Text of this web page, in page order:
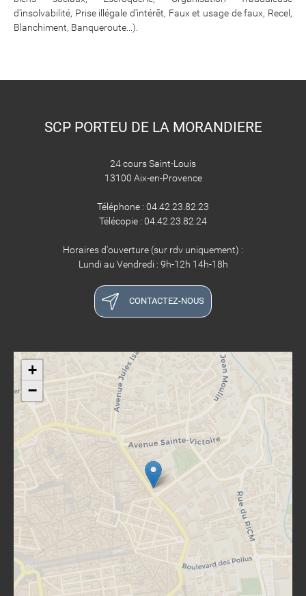
d'insolvabilité, Prise illégale d'intérêt, Faux et usage de faux, Recel,
Blanchiment, Banqueroute...).
SCP PORTEU DE LA MORANDIERE
24 cours Saint-Louis
13100 Aix-en-Provence
Téléphone : 04.42.23.82.23
Télécopie : 04.42.23.82.24
Horaires d'ouverture (sur rdv uniquement) :
Lundi au Vendredi : 9h-12h 14h-18h
CONTACTEZ-NOUS
+
−